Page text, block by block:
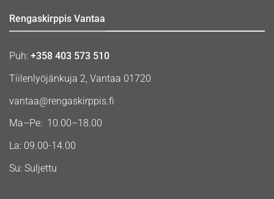
Rengaskirppis Vantaa
Puh: +358 403 573 510
Tiilenlyöjänkuja 2, Vantaa 01720
vantaa@rengaskirppis.fi
Ma–Pe: 10.00–18.00
La: 09.00-14.00
Su: Suljettu